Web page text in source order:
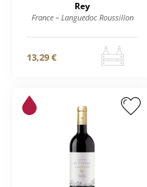
Rey
France – Languedoc Roussillon
13,29 €